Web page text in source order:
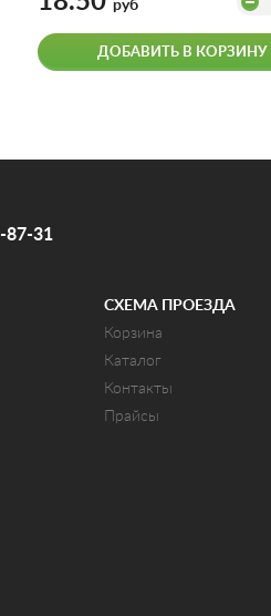
руб
ДОБАВИТЬ В КОРЗИНУ
87-31
СХЕМА ПРОЕЗДА
Корзина
Каталог
Контакты
Прайсы